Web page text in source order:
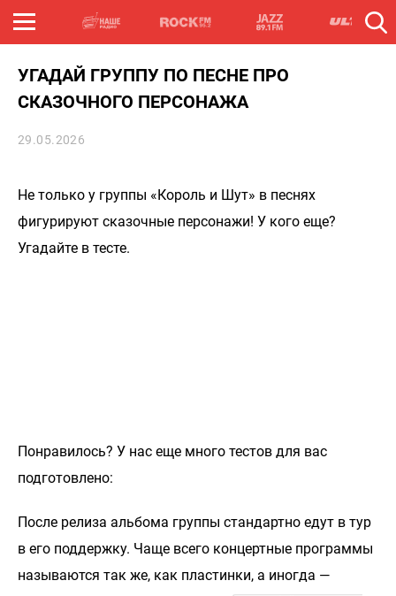
УГАДАЙ ГРУППУ ПО ПЕСНЕ ПРО
СКАЗОЧНОГО ПЕРСОНАЖА
29.05.2026
Не только у группы «Король и Шут» в песнях
фигурируют сказочные персонажи! У кого еще?
Угадайте в тесте.
Понравилось? У нас еще много тестов для вас
подготовлено:
После релиза альбома группы стандартно едут в тур
в его поддержку. Чаще всего концертные программы
называются так же, как пластинки, а иногда —